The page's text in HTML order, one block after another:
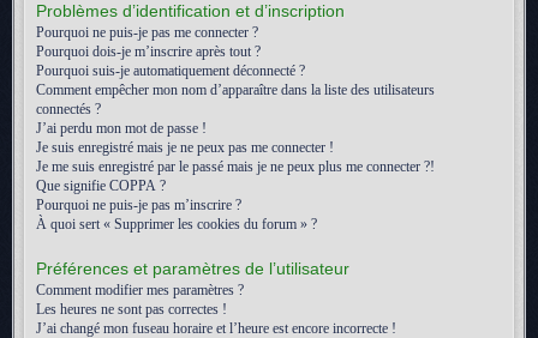
Problèmes d’identification et d’inscription
Pourquoi ne puis-je pas me connecter ?
Pourquoi dois-je m’inscrire après tout ?
Pourquoi suis-je automatiquement déconnecté ?
Comment empêcher mon nom d’apparaître dans la liste des utilisateurs
connectés ?
J’ai perdu mon mot de passe !
Je suis enregistré mais je ne peux pas me connecter !
Je me suis enregistré par le passé mais je ne peux plus me connecter ?!
Que signifie COPPA ?
Pourquoi ne puis-je pas m’inscrire ?
À quoi sert « Supprimer les cookies du forum » ?
Préférences et paramètres de l’utilisateur
Comment modifier mes paramètres ?
Les heures ne sont pas correctes !
J’ai changé mon fuseau horaire et l’heure est encore incorrecte !